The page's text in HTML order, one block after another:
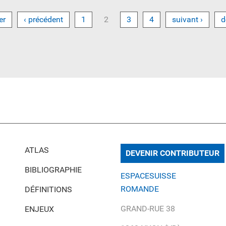
‹ précédent 1 2 3 4 suivant ›
ATLAS
BIBLIOGRAPHIE
DÉFINITIONS
ENJEUX
DEVENIR CONTRIBUTEUR
ESPACESUISSE
ROMANDE
GRAND-RUE 38